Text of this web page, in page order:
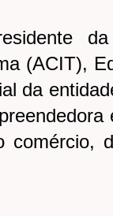
(ACIT),
da
comércio,